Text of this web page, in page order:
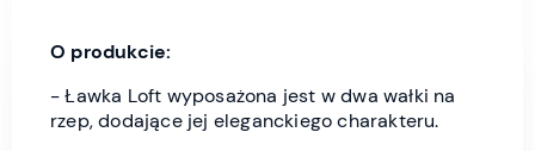
O produkcie:
- Ławka Loft wyposażona jest w dwa wałki na
rzep, dodające jej eleganckiego charakteru.